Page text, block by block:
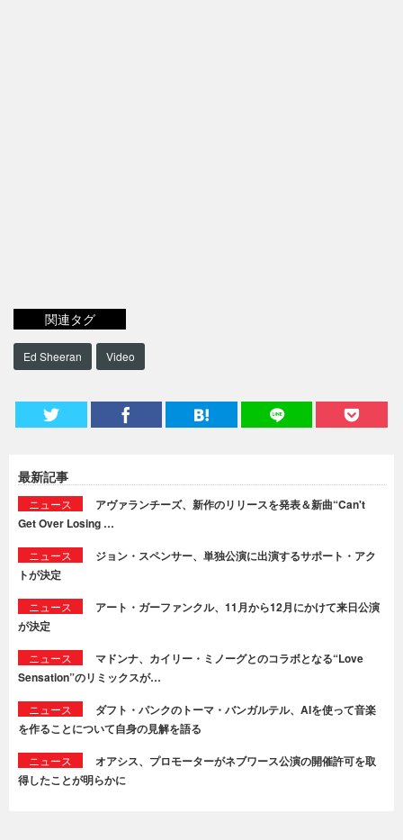
関連タグ
Ed Sheeran Video
最新記事
ニュース
アヴァランチーズ、新作のリリースを発表＆新曲“Can't
Get Over Losing …
ニュース
ジョン・スペンサー、単独公演に出演するサポート・アク
トが決定
ニュース
アート・ガーファンクル、11月から12月にかけて来日公演
が決定
ニュース
マドンナ、カイリー・ミノーグとのコラボとなる“Love
Sensation”のリミックスが…
ニュース
ダフト・パンクのトーマ・バンガルテル、AIを使って音楽
を作ることについて自身の見解を語る
ニュース
オアシス、プロモーターがネブワース公演の開催許可を取
得したことが明らかに